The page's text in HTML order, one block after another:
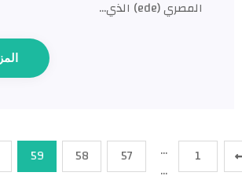
المزيد ...
…
58
59
60